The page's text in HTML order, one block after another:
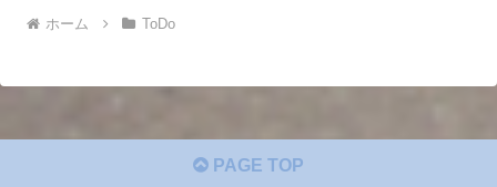
ホーム ToDo
PAGE TOP